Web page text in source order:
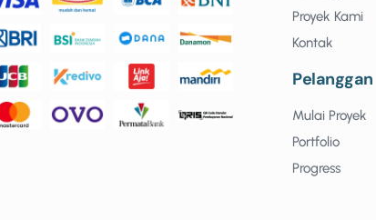
Proyek Kami
Kontak
Pelanggan
Mulai Proyek
Portfolio
Progress